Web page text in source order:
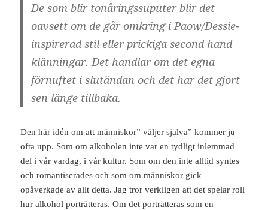
De som blir tonåringssuputer blir det
oavsett om de går omkring i Paow/Dessie-
inspirerad stil eller prickiga second hand
klänningar. Det handlar om det egna
förnuftet i slutändan och det har det gjort
sen länge tillbaka.
Den här idén om att människor” väljer själva” kommer ju
ofta upp. Som om alkoholen inte var en tydligt inlemmad
del i vår vardag, i vår kultur. Som om den inte alltid syntes
och romantiserades och som om människor gick
opåverkade av allt detta. Jag tror verkligen att det spelar roll
hur alkohol porträtteras. Om det porträtteras som en